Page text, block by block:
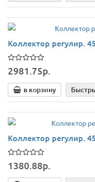
Коллектор регулир.
2981.75р.
в корзину
Коллектор регулир.
1380.88р.